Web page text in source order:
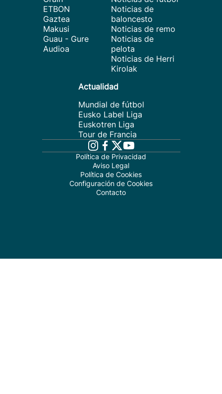
ETBON
Gaztea
Makusi
Guau - Gure
Audioa
Noticias de
baloncesto
Noticias de remo
Noticias de
pelota
Noticias de Herri
Kirolak
Actualidad
Mundial de fútbol
Eusko Label Liga
Euskotren Liga
Tour de Francia
Política de Privacidad
Aviso Legal
Política de Cookies
Configuración de Cookies
Contacto